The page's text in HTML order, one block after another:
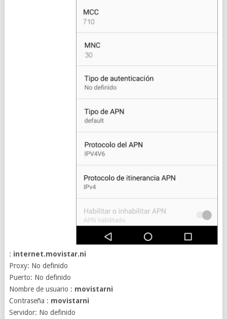
: internet.movistar.ni
Proxy: No definido
Puerto: No definido
Nombre de usuario : movistarni
Contraseña : movistarni
Servidor: No definido